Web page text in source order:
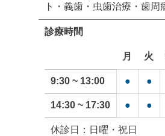
ト・義歯・虫歯治療・歯周
診療時間
月 火
9:30 ~ 13:00 ● ●
14:30 ~ 17:30 ● ●
休診日：日曜・祝日